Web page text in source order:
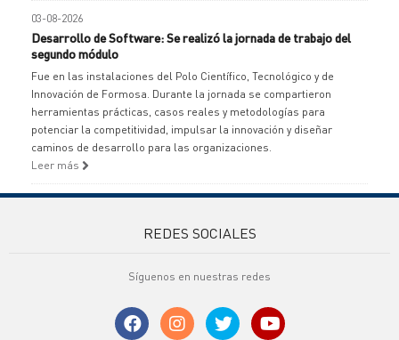
03-08-2026
Desarrollo de Software: Se realizó la jornada de trabajo del
segundo módulo
Fue en las instalaciones del Polo Científico, Tecnológico y de
Innovación de Formosa. Durante la jornada se compartieron
herramientas prácticas, casos reales y metodologías para
potenciar la competitividad, impulsar la innovación y diseñar
caminos de desarrollo para las organizaciones.
Leer más
REDES SOCIALES
Síguenos en nuestras redes